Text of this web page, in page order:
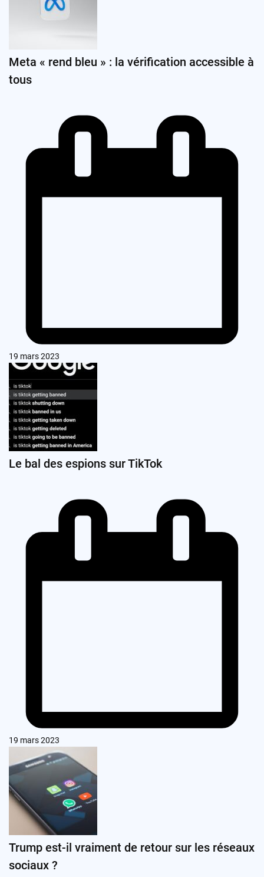
Meta « rend bleu » : la vérification accessible à
tous
19 mars 2023
Le bal des espions sur TikTok
19 mars 2023
Trump est-il vraiment de retour sur les réseaux
sociaux ?